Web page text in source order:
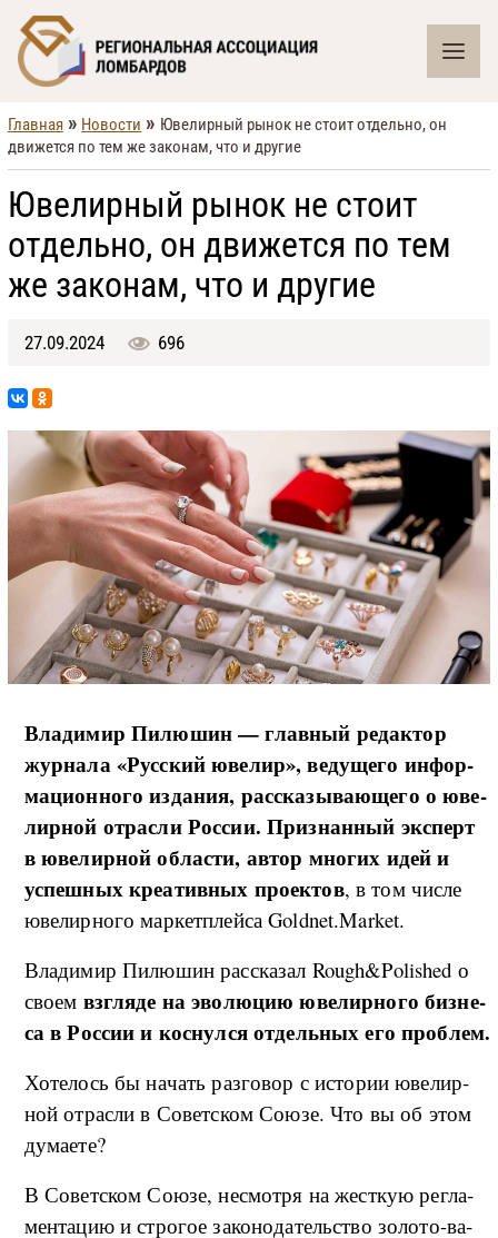
Главная » Новости » Ювелирный рынок не стоит отдельно, он
движется по тем же законам, что и другие
Ювелирный рынок не стоит
отдельно, он движется по тем
же законам, что и другие
27.09.2024 696
Вла­ди­мир Пи­лю­шин — глав­ный ре­да­к­тор
жур­на­ла «Рус­ский юве­лир», ве­ду­ще­го ин­фор­
ма­ци­он­но­го из­да­ния, рас­ска­зы­ва­ю­ще­го о юве­
ли­р­ной от­рас­ли Рос­сии. Признан­ный экс­перт
в юве­ли­р­ной об­ла­сти, ав­тор мно­гих идей и
успе­ш­ных кре­а­тив­ных про­ек­тов, в том чис­ле
юве­ли­р­но­го мар­кет­плей­са Goldnet.Market.
Вла­ди­мир Пи­лю­шин рас­ска­зал Rough&Polished о
сво­ем взгля­де на эво­лю­цию юве­ли­р­но­го биз­не­
са в Рос­сии и кос­нул­ся от­дель­ных его про­б­лем.
Хо­те­лось бы на­чать раз­го­вор с ис­то­рии юве­ли­р­
ной от­рас­ли в Со­вет­ском Со­ю­зе. Что вы об этом
ду­ма­е­те?
В Со­вет­ском Со­ю­зе, не­смо­т­ря на же­ст­кую ре­гла­
мен­та­цию и стро­гое за­ко­но­да­тель­ство зо­ло­то-­ва­